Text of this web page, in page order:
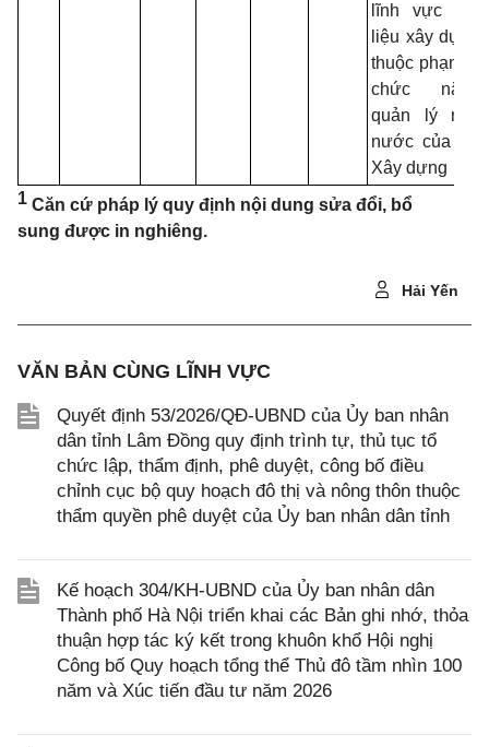
lĩnh vực Vật
liệu xây dựng
thuộc phạm vi
chức năng
quản lý nhà
nước của Bộ
Xây dựng
1 Căn cứ pháp lý quy định nội dung sửa đổi, bổ
sung được in nghiêng.
Hải Yến
VĂN BẢN CÙNG LĨNH VỰC
Quyết định 53/2026/QĐ-UBND của Ủy ban nhân
dân tỉnh Lâm Đồng quy định trình tự, thủ tục tổ
chức lập, thẩm định, phê duyệt, công bố điều
chỉnh cục bộ quy hoạch đô thị và nông thôn thuộc
thẩm quyền phê duyệt của Ủy ban nhân dân tỉnh
Kế hoạch 304/KH-UBND của Ủy ban nhân dân
Thành phố Hà Nội triển khai các Bản ghi nhớ, thỏa
thuận hợp tác ký kết trong khuôn khổ Hội nghị
Công bố Quy hoạch tổng thể Thủ đô tầm nhìn 100
năm và Xúc tiến đầu tư năm 2026